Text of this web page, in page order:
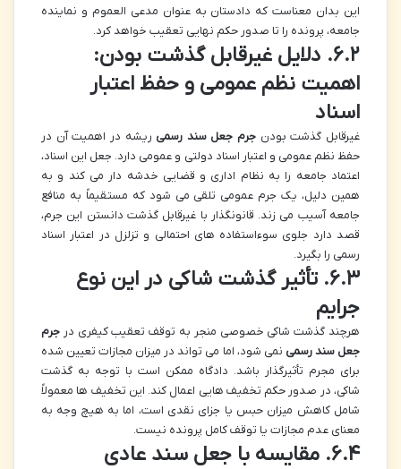
این بدان معناست که دادستان به عنوان مدعی العموم و نماینده
جامعه، پرونده را تا صدور حکم نهایی تعقیب خواهد کرد.
۶.۲. دلایل غیرقابل گذشت بودن:
اهمیت نظم عمومی و حفظ اعتبار
اسناد
غیرقابل گذشت بودن جرم جعل سند رسمی ریشه در اهمیت آن در
حفظ نظم عمومی و اعتبار اسناد دولتی و عمومی دارد. جعل این اسناد،
اعتماد جامعه را به نظام اداری و قضایی خدشه دار می کند و به
همین دلیل، یک جرم عمومی تلقی می شود که مستقیماً به منافع
جامعه آسیب می زند. قانونگذار با غیرقابل گذشت دانستن این جرم،
قصد دارد جلوی سوءاستفاده های احتمالی و تزلزل در اعتبار اسناد
رسمی را بگیرد.
۶.۳. تأثیر گذشت شاکی در این نوع
جرایم
هرچند گذشت شاکی خصوصی منجر به توقف تعقیب کیفری در جرم
جعل سند رسمی نمی شود، اما می تواند در میزان مجازات تعیین شده
برای مجرم تأثیرگذار باشد. دادگاه ممکن است با توجه به گذشت
شاکی، در صدور حکم تخفیف هایی اعمال کند. این تخفیف ها معمولاً
شامل کاهش میزان حبس یا جزای نقدی است، اما به هیچ وجه به
معنای عدم مجازات یا توقف کامل پرونده نیست.
۶.۴. مقایسه با جعل سند عادی